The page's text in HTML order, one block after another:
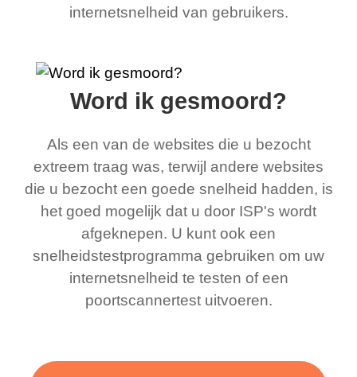
internetsnelheid van gebruikers.
Word ik gesmoord?
Als een van de websites die u bezocht
extreem traag was, terwijl andere websites
die u bezocht een goede snelheid hadden, is
het goed mogelijk dat u door ISP's wordt
afgeknepen. U kunt ook een
snelheidstestprogramma gebruiken om uw
internetsnelheid te testen of een
poortscannertest uitvoeren.